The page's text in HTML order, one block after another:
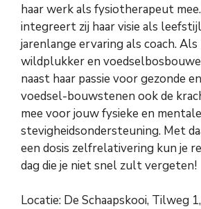
haar werk als fysiotherapeut
integreert zij haar visie als
jarenlange ervaring als coach.
wildplukker en
naast haar passie voor gezonde
voedsel-bouwstenen ook de
mee voor jouw fysieke en mentale
stevigheidsondersteuning. Met
een dosis zelfrelativering kun je
dag die je niet snel zult vergeten!
Locatie: De Schaapskooi, Tilweg